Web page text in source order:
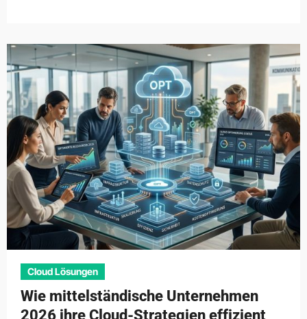
Cloud Lösungen
Wie mittelständische Unternehmen
2026 ihre Cloud-Strategien effizient